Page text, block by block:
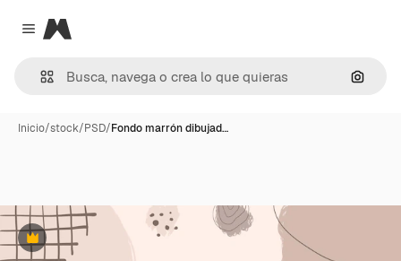
Close menu
Magnific
Inicio/stock/PSD/Fondo marrón dibujad…
Premium